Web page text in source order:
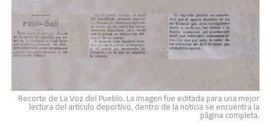
Recorte de La Voz del Pueblo. La imagen fue editada para una mejor
lectura del artículo deportivo, dentro de la noticia se encuentra la
página completa.